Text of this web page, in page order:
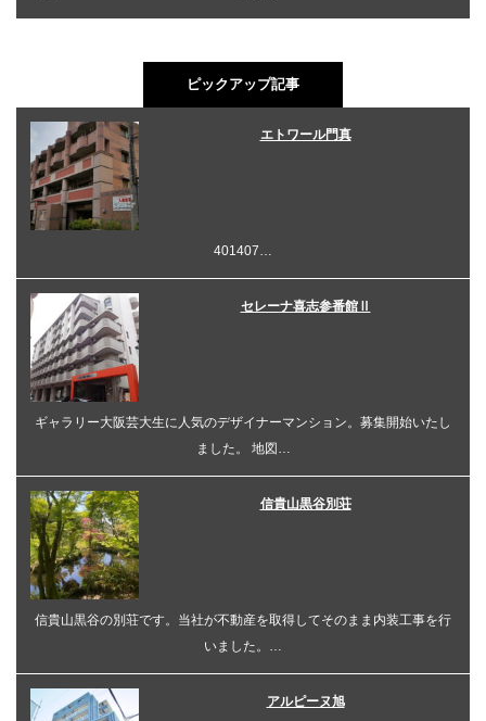
ピックアップ記事
エトワール門真
401407…
セレーナ喜志参番館Ⅱ
ギャラリー大阪芸大生に人気のデザイナーマンション。募集開始いたし
ました。 地図…
信貴山黒谷別荘
信貴山黒谷の別荘です。当社が不動産を取得してそのまま内装工事を行
いました。…
アルピーヌ旭